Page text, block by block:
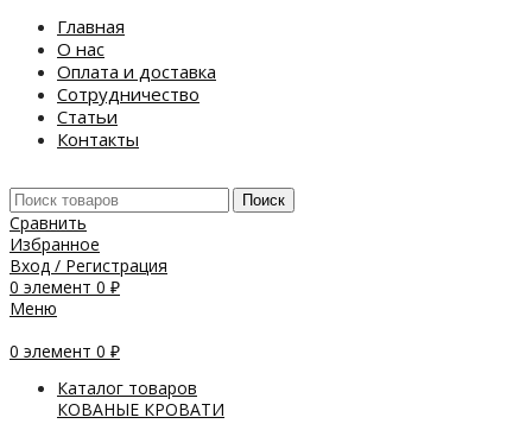
Главная
О нас
Оплата и доставка
Сотрудничество
Статьи
Контакты
Поиск
Сравнить
Избранное
Вход / Регистрация
0 элемент 0 ₽
Меню
0 элемент 0 ₽
Каталог товаров
КОВАНЫЕ КРОВАТИ